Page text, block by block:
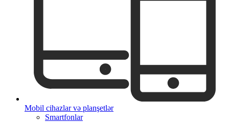
Mobil cihazlar və planşetlər
Smartfonlar